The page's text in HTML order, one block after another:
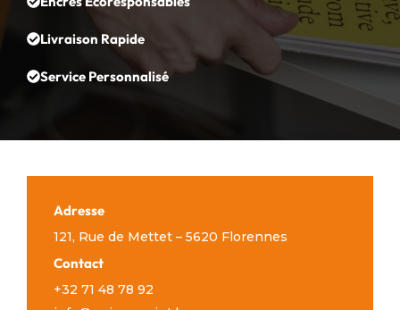
Livraison Rapide
Service Personnalisé
Adresse
121, Rue de Mettet – 5620 Florennes
Contact
+32 71 48 78 92